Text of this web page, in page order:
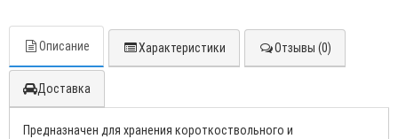
Описание Характеристики Отзывы (0)
Доставка
Предназначен для хранения короткоствольного и